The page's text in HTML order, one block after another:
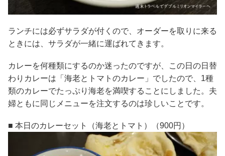
ランチには必ずサラダが付くので、オーダーを取りに来る
ときには、サラダが一緒に運ばれてきます。
カレーを何種類にするのか迷ったのですが、この日の日替
わりカレーは「海老とトマトのカレー」でしたので、1種
類のカレーでたっぷり海老を満喫することにしました。夫
婦ともに同じメニューを注文するのは珍しいことです。
■ 本日のカレーセット（海老とトマト）（900円）